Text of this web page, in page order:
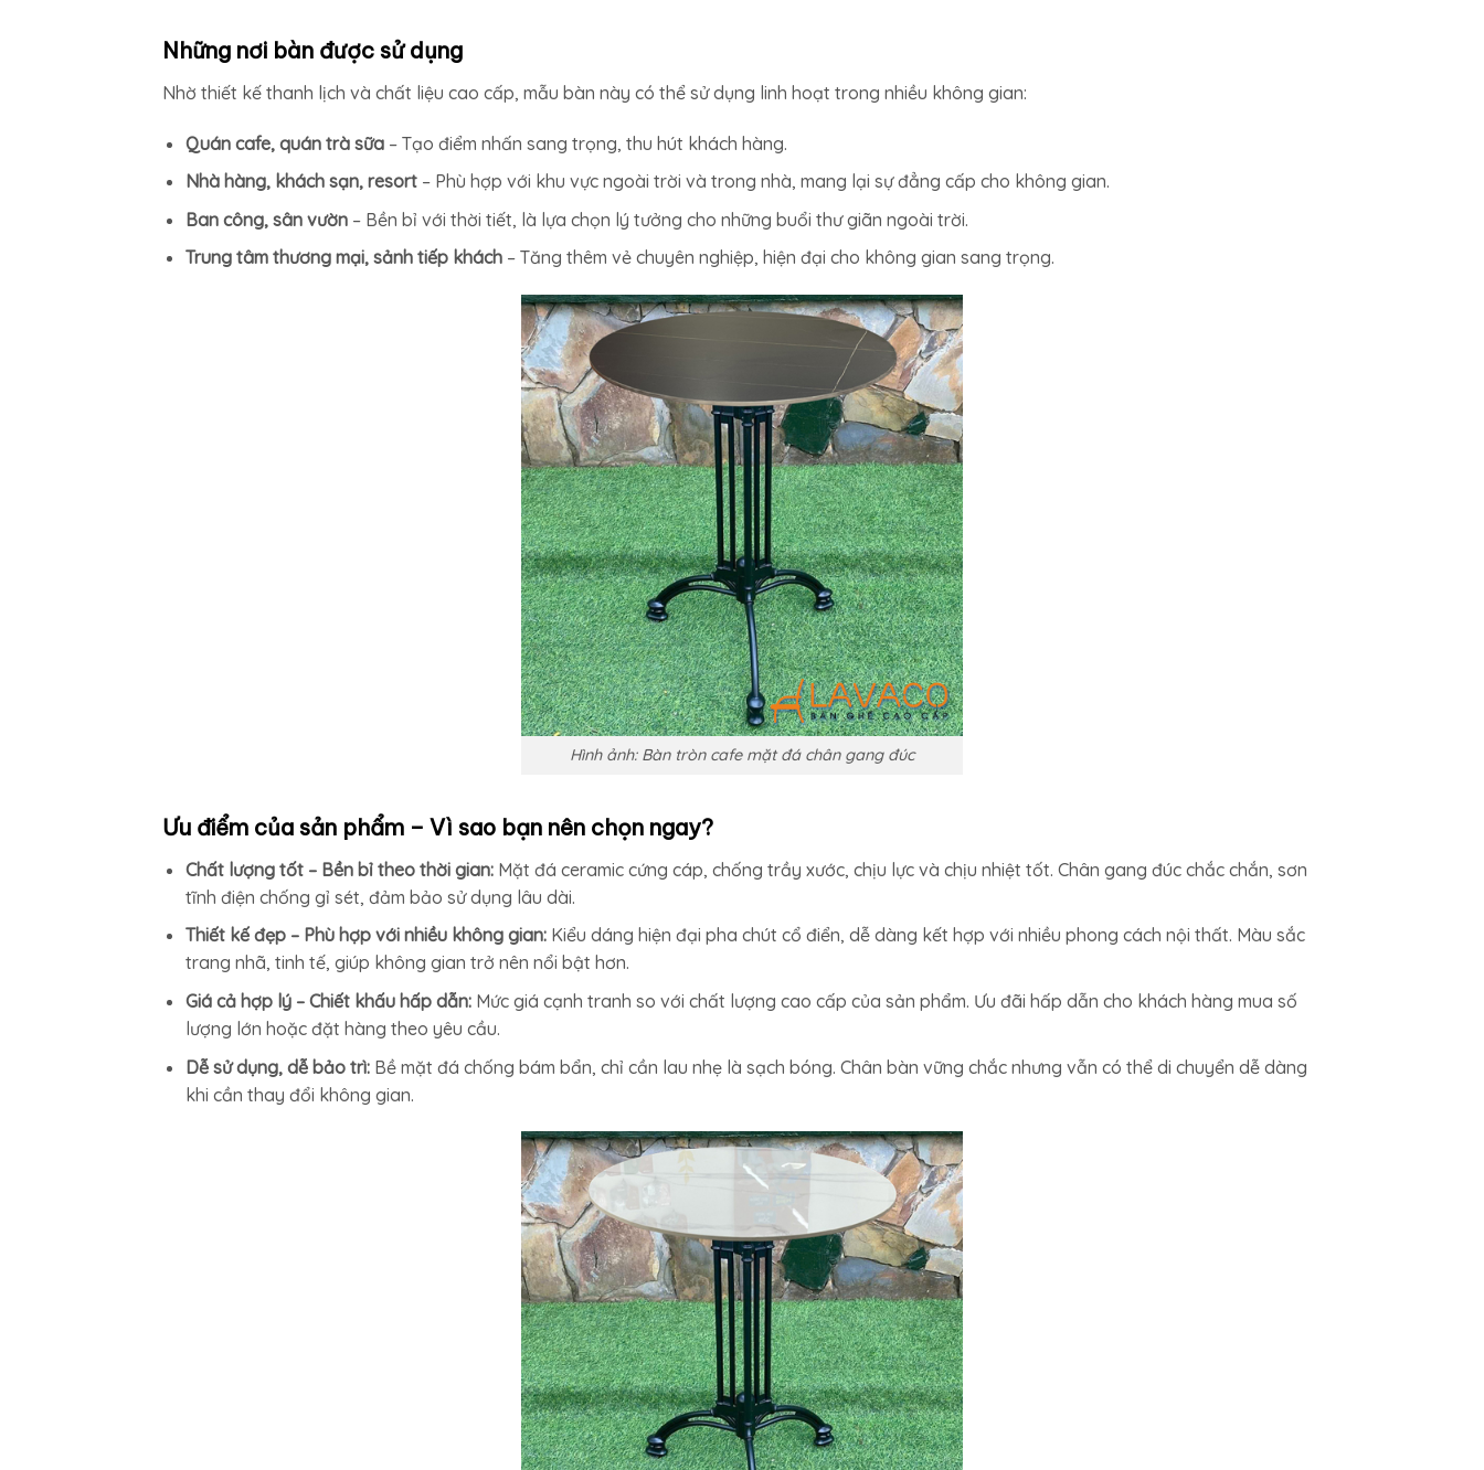
Những nơi bàn được sử dụng
Nhờ thiết kế thanh lịch và chất liệu cao cấp, mẫu bàn này có thể sử dụng linh hoạt trong nhiều không gian:
Quán cafe, quán trà sữa– Tạo điểm nhấn sang trọng, thu hút khách hàng.
Nhà hàng, khách sạn, resort– Phù hợp với khu vực ngoài trời và trong nhà, mang lại sự đẳng cấp cho không gian.
Ban công, sân vườn– Bền bỉ với thời tiết, là lựa chọn lý tưởng cho những buổi thư giãn ngoài trời.
Trung tâm thương mại, sảnh tiếp khách– Tăng thêm vẻ chuyên nghiệp, hiện đại cho không gian sang trọng.
Hình ảnh: Bàn tròn cafe mặt đá chân gang đúc
Ưu điểm của sản phẩm – Vì sao bạn nên chọn ngay?
Chất lượng tốt – Bền bỉ theo thời gian: Mặt đá ceramic cứng cáp, chống trầy xước, chịu lực và chịu nhiệt tốt. Chân gang đúc chắc chắn, sơn
tĩnh điện chống gỉ sét, đảm bảo sử dụng lâu dài.
Thiết kế đẹp – Phù hợp với nhiều không gian: Kiểu dáng hiện đại pha chút cổ điển, dễ dàng kết hợp với nhiều phong cách nội thất. Màu sắc
trang nhã, tinh tế, giúp không gian trở nên nổi bật hơn.
Giá cả hợp lý – Chiết khấu hấp dẫn: Mức giá cạnh tranh so với chất lượng cao cấp của sản phẩm. Ưu đãi hấp dẫn cho khách hàng mua số
lượng lớn hoặc đặt hàng theo yêu cầu.
Dễ sử dụng, dễ bảo trì: Bề mặt đá chống bám bẩn, chỉ cần lau nhẹ là sạch bóng. Chân bàn vững chắc nhưng vẫn có thể di chuyển dễ dàng
khi cần thay đổi không gian.